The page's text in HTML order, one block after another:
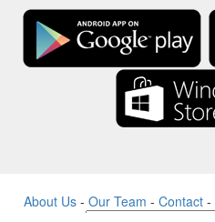
About Us - Our Team - Contact -